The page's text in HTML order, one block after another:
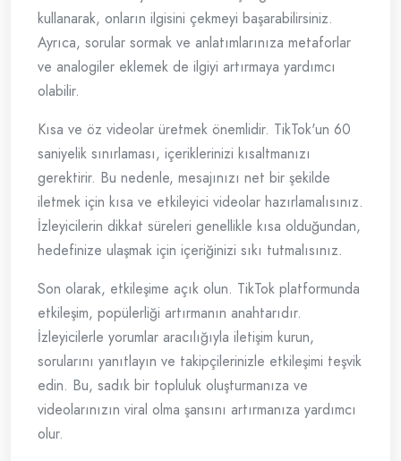
kullanarak, onların ilgisini çekmeyi başarabilirsiniz.
Ayrıca, sorular sormak ve anlatımlarınıza metaforlar
ve analogiler eklemek de ilgiyi artırmaya yardımcı
olabilir.
Kısa ve öz videolar üretmek önemlidir. TikTok'un 60
saniyelik sınırlaması, içeriklerinizi kısaltmanızı
gerektirir. Bu nedenle, mesajınızı net bir şekilde
iletmek için kısa ve etkileyici videolar hazırlamalısınız.
İzleyicilerin dikkat süreleri genellikle kısa olduğundan,
hedefinize ulaşmak için içeriğinizi sıkı tutmalısınız.
Son olarak, etkileşime açık olun. TikTok platformunda
etkileşim, popülerliği artırmanın anahtarıdır.
İzleyicilerle yorumlar aracılığıyla iletişim kurun,
sorularını yanıtlayın ve takipçilerinizle etkileşimi teşvik
edin. Bu, sadık bir topluluk oluşturmanıza ve
videolarınızın viral olma şansını artırmanıza yardımcı
olur.